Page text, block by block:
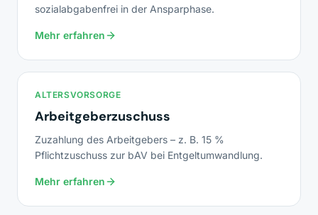
sozialabgabenfrei in der Ansparphase.
Mehr erfahren
ALTERSVORSORGE
Arbeitgeberzuschuss
Zuzahlung des Arbeitgebers – z. B. 15 %
Pflichtzuschuss zur bAV bei Entgeltumwandlung.
Mehr erfahren